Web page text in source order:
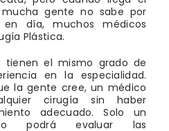
gente no sabe por
en día, muchos médicos
Plástica.
tienen el mismo grado de
en la especialidad.
la gente cree, un médico
cirugía sin haber
adecuado. Solo un
podrá evaluar las